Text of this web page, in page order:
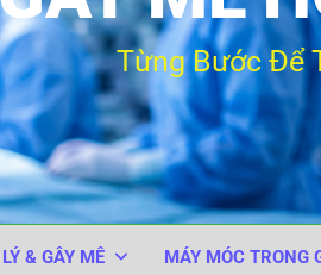
Từng Bước Để
& GÂY MÊ MÁY MÓC TRONG